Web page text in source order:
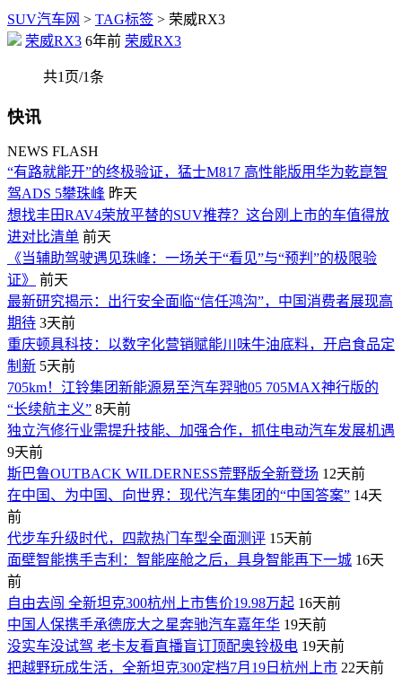
SUV汽车网 > TAG标签 > 荣威RX3
荣威RX3 6年前 荣威RX3
共1页/1条
快讯
NEWS FLASH
“有路就能开”的终极验证，猛士M817 高性能版用华为乾崑智
驾ADS 5攀珠峰 昨天
想找丰田RAV4荣放平替的SUV推荐？这台刚上市的车值得放
进对比清单 前天
《当辅助驾驶遇见珠峰：一场关于“看见”与“预判”的极限验
证》
前天
最新研究揭示：出行安全面临“信任鸿沟”，中国消费者展现高
期待 3天前
重庆顿具科技：以数字化营销赋能川味牛油底料，开启食品定
制新 5天前
705km！江铃集团新能源易至汽车羿驰05 705MAX神行版的
“长续航主义” 8天前
独立汽修行业需提升技能、加强合作，抓住电动汽车发展机遇
9天前
斯巴鲁OUTBACK WILDERNESS荒野版全新登场 12天前
在中国、为中国、向世界：现代汽车集团的“中国答案” 14天
前
代步车升级时代，四款热门车型全面测评 15天前
面壁智能携手吉利：智能座舱之后，具身智能再下一城 16天
前
自由去闯 全新坦克300杭州上市售价19.98万起 16天前
中国人保携手承德庞大之星奔驰汽车嘉年华 19天前
没实车没试驾 老卡友看直播盲订顶配奥铃极电 19天前
把越野玩成生活，全新坦克300定档7月19日杭州上市 22天前